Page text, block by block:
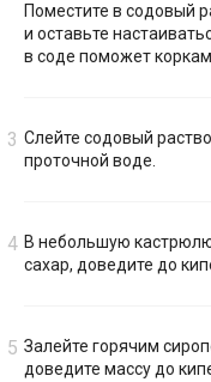
Поместите в содовый
и оставьте
в соде поможет
Слейте содовый
проточной воде.
В небольшую
сахар, доведите до
Залейте горячим
доведите массу до